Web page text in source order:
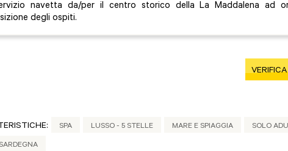
navetta da/per il centro storico della La Maddalena ad
degli ospiti.
SPA LUSSO - 5 STELLE MARE E SPIAGGIA SOLO